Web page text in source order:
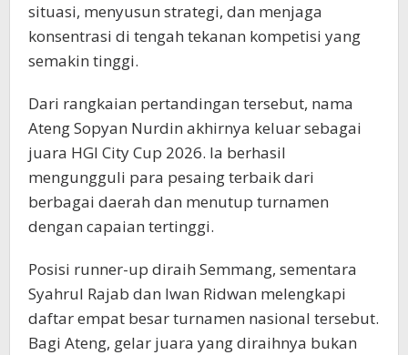
situasi, menyusun strategi, dan menjaga
konsentrasi di tengah tekanan kompetisi yang
semakin tinggi.
Dari rangkaian pertandingan tersebut, nama
Ateng Sopyan Nurdin akhirnya keluar sebagai
juara HGI City Cup 2026. Ia berhasil
mengungguli para pesaing terbaik dari
berbagai daerah dan menutup turnamen
dengan capaian tertinggi.
Posisi runner-up diraih Semmang, sementara
Syahrul Rajab dan Iwan Ridwan melengkapi
daftar empat besar turnamen nasional tersebut.
Bagi Ateng, gelar juara yang diraihnya bukan